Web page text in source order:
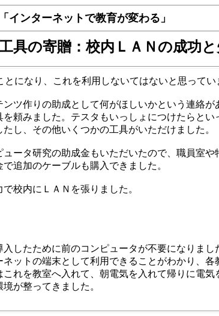
「インターネットで教育が変わる」
具の寄贈：校内ＬＡＮの成功
になり、これを利用しないてはないと思ってい
ツ作りの助成として何がほしいかという連絡が
頼みました。テスタもいっしょにつけたらとい
し、その他いくつかの工具がいただけました。
ータ研究の助成金もいただいたので、職員室や
追加のケーブルも購入できました。
校内にＬＡＮを張りました。
したために前のコンピュータが不要になりまし
ネットの端末として利用できることがわかり、各
れを教室へ入れて、朝電気を入れて帰りに電気
が整ってきました。